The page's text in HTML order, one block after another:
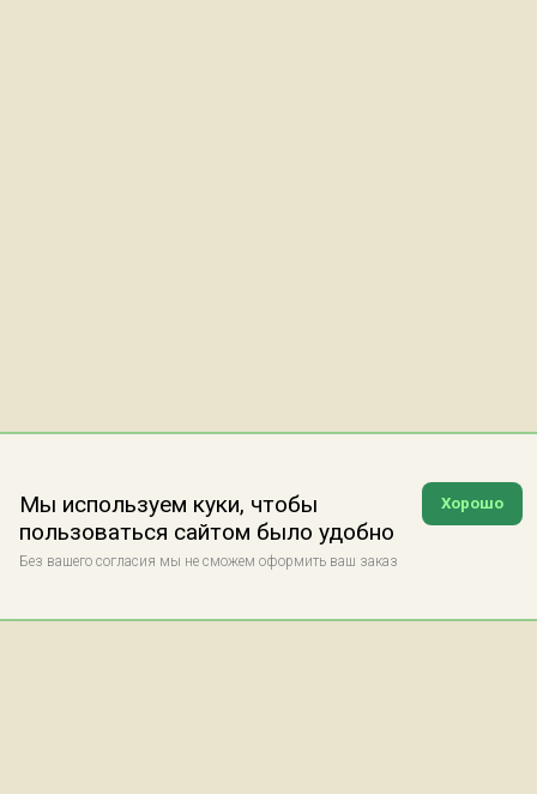
Хорошо
Мы используем куки, чтобы
пользоваться сайтом было удобно
Без вашего согласия мы не сможем оформить ваш заказ